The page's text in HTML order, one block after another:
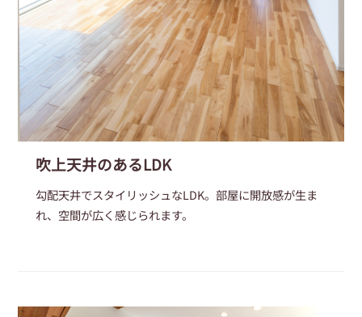
吹上天井のあるLDK
勾配天井でスタイリッシュなLDK。部屋に開放感が生ま
れ、空間が広く感じられます。